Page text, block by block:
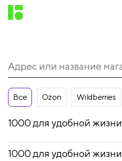
Все Ozon Wildberries
1000 для удобной жизни
1000 для удобной жизни